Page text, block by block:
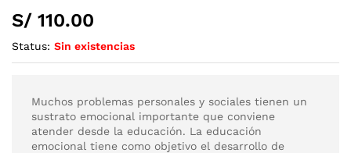
S/ 110.00
Status: Sin existencias
Muchos problemas personales y sociales tienen un
sustrato emocional importante que conviene
atender desde la educación. La educación
emocional tiene como objetivo el desarrollo de